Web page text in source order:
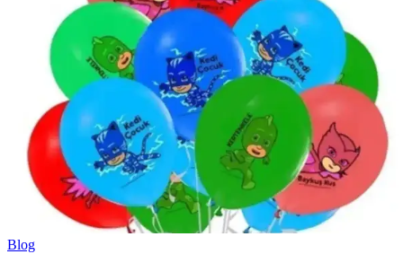
Blog